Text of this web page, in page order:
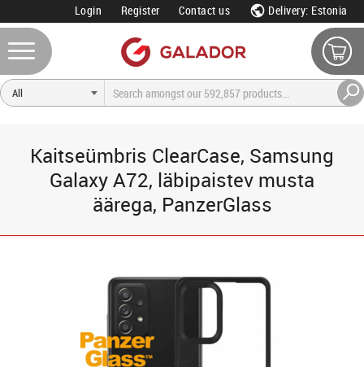
Login Register Contact us Delivery: Estonia
Kaitseümbris ClearCase, Samsung
Galaxy A72, läbipaistev musta
äärega, PanzerGlass